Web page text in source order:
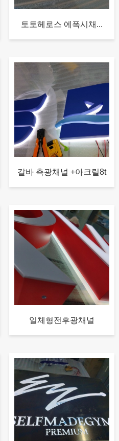
토토헤로스 에폭시채...
갈바 측광채널 +아크릴8t
일체형전후광채널